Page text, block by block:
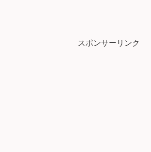
スポンサーリンク